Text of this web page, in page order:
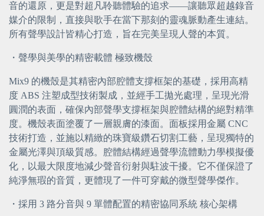
音的還原，更是對超凡聆聽體驗的追求——讓聽眾超越錄音
媒介的限制，直接與歌手在當下那刻的靈魂脈動產生連結。
所有聲學設計皆精心打造，旨在完美呈現人聲的本質。
・ 聲學與美學的精密載體 極致機殼
Mix9 的機殼是其精密內部腔體支撐框架的基礎，採用高精
度 ABS 注塑成型技術製成，並經手工拋光處理，呈現光滑
圓潤的表面，確保內部聲學支撐框架與腔體結構的絕對精準
度。機殼表面塗覆了一層親膚的漆面。面板採用金屬 CNC
技術打造，並施以精緻的珠寶級鑽石切割工藝，呈現獨特的
金屬光澤與頂級質感。腔體結構經過聲學流體動力學模擬優
化，以最大限度地減少聲音衍射與駐波干擾。它不僅保證了
純淨無瑕的音質，更體現了一件可穿戴的微型聲學傑作。
・ 採用 3 路分音與 9 單體配置的精密協同系統 核心架構